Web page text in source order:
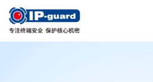
首页 home